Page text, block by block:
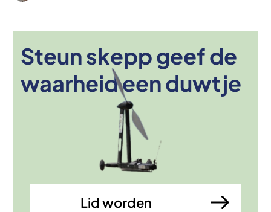
Steun skepp geef de
waarheid een duwtje
Lid worden
Afbeelding